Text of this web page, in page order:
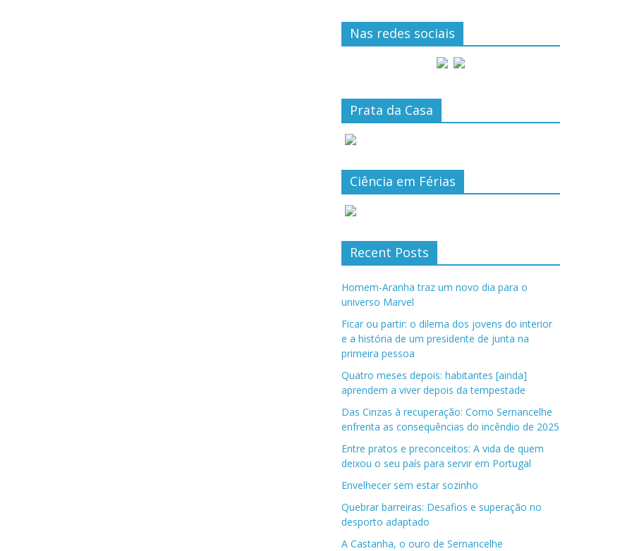
Nas redes sociais
Prata da Casa
Ciência em Férias
Recent Posts
Homem-Aranha traz um novo dia para o
universo Marvel
Ficar ou partir: o dilema dos jovens do interior
e a história de um presidente de junta na
primeira pessoa
Quatro meses depois: habitantes [ainda]
aprendem a viver depois da tempestade
Das Cinzas à recuperação: Como Sernancelhe
enfrenta as consequências do incêndio de 2025
Entre pratos e preconceitos: A vida de quem
deixou o seu país para servir em Portugal
Envelhecer sem estar sozinho
Quebrar barreiras: Desafios e superação no
desporto adaptado
A Castanha, o ouro de Sernancelhe